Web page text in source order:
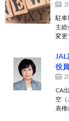
駐車
主
変更
役
CA
空
表権